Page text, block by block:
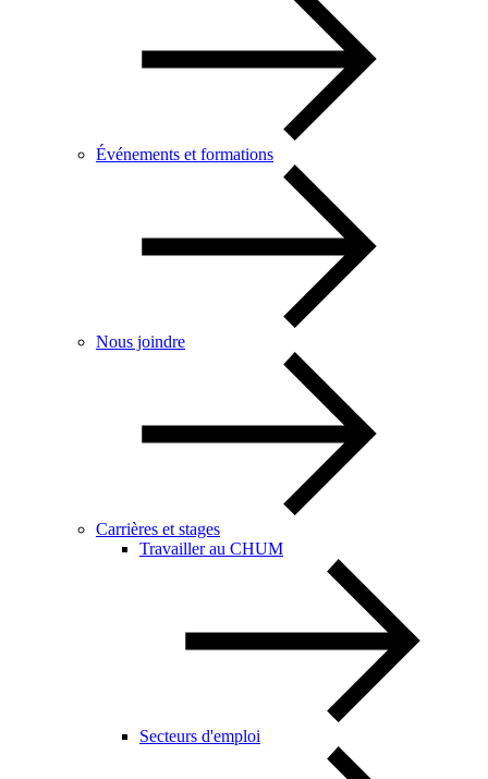
Événements et formations
Nous joindre
Carrières et stages
Travailler au CHUM
Secteurs d'emploi